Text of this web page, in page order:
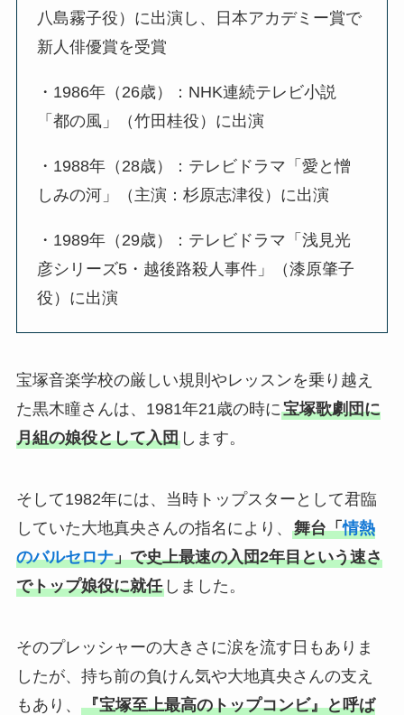
八島霧子役）に出演し、日本アカデミー賞で
新人俳優賞を受賞
・1986年（26歳）：NHK連続テレビ小説
「都の風」（竹田桂役）に出演
・1988年（28歳）：テレビドラマ「愛と憎
しみの河」（主演：杉原志津役）に出演
・1989年（29歳）：テレビドラマ「浅見光
彦シリーズ5・越後路殺人事件」（漆原肇子
役）に出演
宝塚音楽学校の厳しい規則やレッスンを乗り越え
た黒木瞳さんは、1981年21歳の時に宝塚歌劇団に
月組の娘役として入団します。
そして1982年には、当時トップスターとして君臨
していた大地真央さんの指名により、 舞台「情熱
のバルセロナ」で史上最速の入団2年目という速さ
でトップ娘役に就任しました。
そのプレッシャーの大きさに涙を流す日もありま
したが、持ち前の負けん気や大地真央さんの支え
もあり、 『宝塚至上最高のトップコンビ』と呼ば